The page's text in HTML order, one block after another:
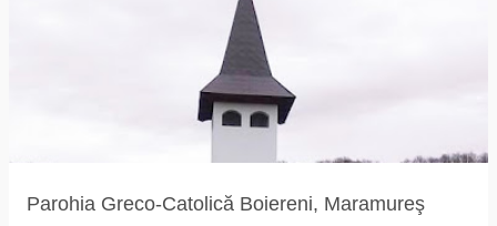
Parohia Greco-Catolică Boiereni, Maramureş